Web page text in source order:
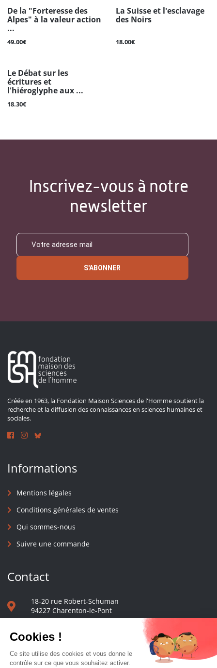
De la "Forteresse des
Alpes" à la valeur action
...
49.00€
La Suisse et l'esclavage
des Noirs
18.00€
Le Débat sur les
écritures et
l'hiéroglyphe aux ...
18.30€
Inscrivez-vous à notre
newsletter
S'ABONNER
Créée en 1963, la Fondation Maison Sciences de l'Homme soutient la
recherche et la diffusion des connaissances en sciences humaines et
sociales.
Informations
Mentions légales
Conditions générales de ventes
Qui sommes-nous
Suivre une commande
Contact
18-20 rue Robert-Schuman
94227 Charenton-le-Pont